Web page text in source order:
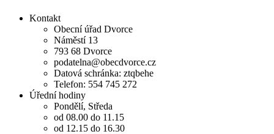
Kontakt
Obecní úřad Dvorce
Náměstí 13
793 68 Dvorce
podatelna@obecdvorce.cz
Datová schránka: ztqbehe
Telefon: 554 745 272
Úřední hodiny
Pondělí, Středa
od 08.00 do 11.15
od 12.15 do 16.30